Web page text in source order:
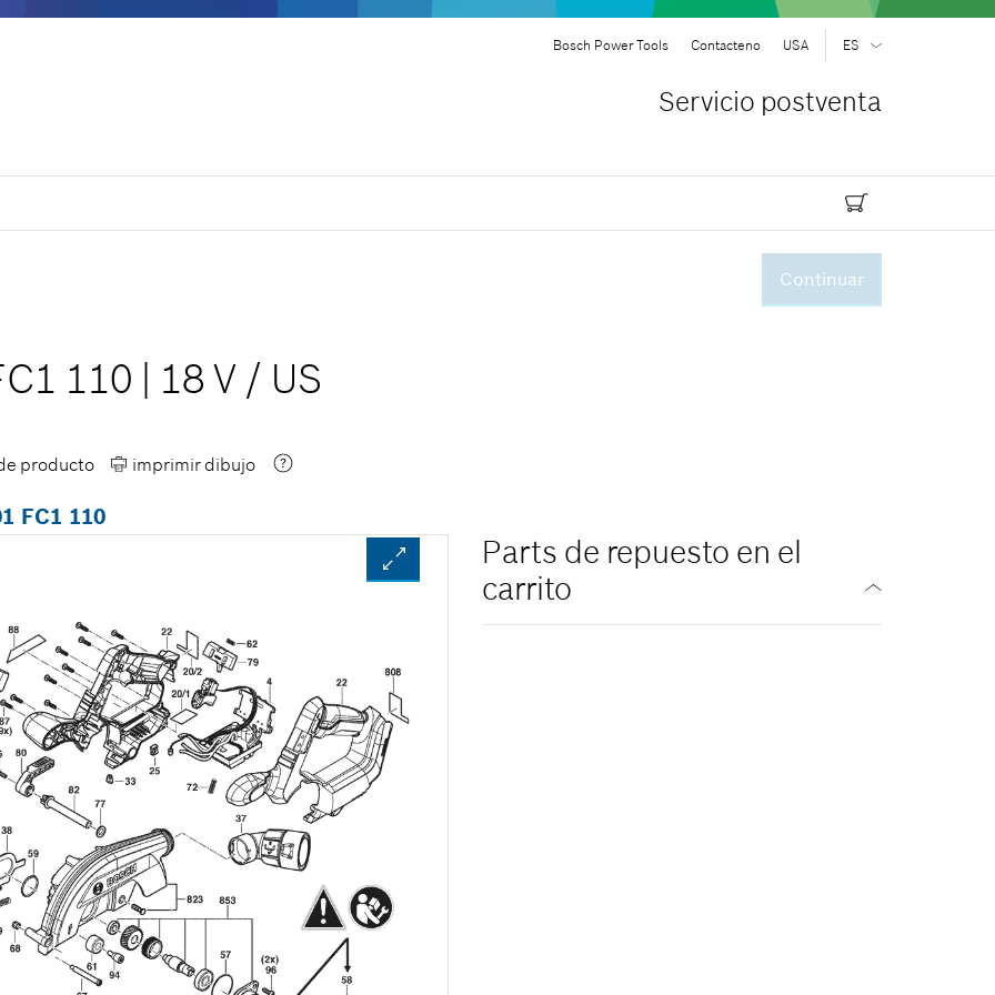
Bosch Power Tools Contacteno USA ES
Servicio postventa
Continuar
110 | 18 V / US
producto imprimir dibujo
FC1 110
Parts de repuesto en el
carrito